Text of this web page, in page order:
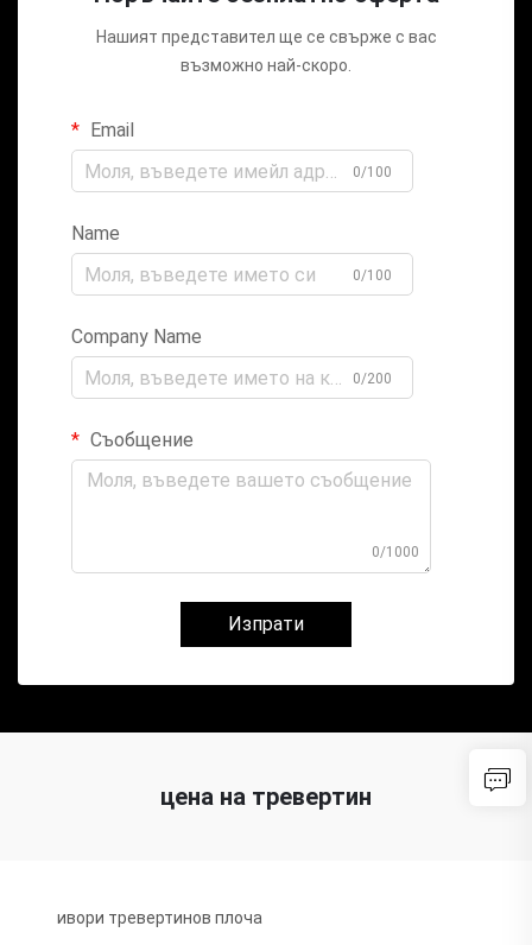
Нашият представител ще се свърже с вас
възможно най-скоро.
Email
0/100
Name
0/100
Company Name
0/200
Съобщение
0/1000
Изпрати
цена на тревертин
ивори тревертинов плоча